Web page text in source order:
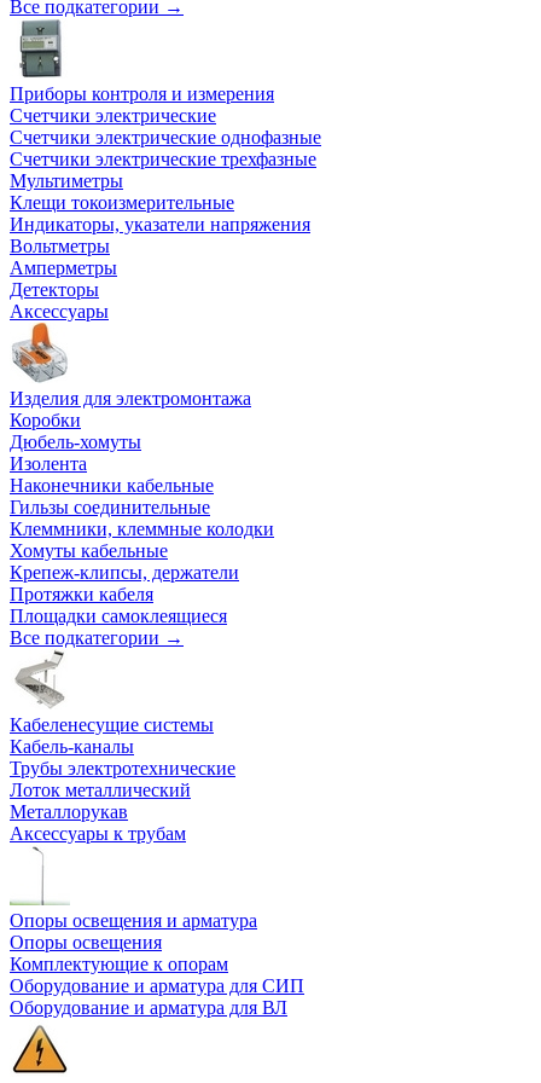
Все подкатегории →
Приборы контроля и измерения
Счетчики электрические
Счетчики электрические однофазные
Счетчики электрические трехфазные
Мультиметры
Клещи токоизмерительные
Индикаторы, указатели напряжения
Вольтметры
Амперметры
Детекторы
Аксессуары
Изделия для электромонтажа
Коробки
Дюбель-хомуты
Изолента
Наконечники кабельные
Гильзы соединительные
Клеммники, клеммные колодки
Хомуты кабельные
Крепеж-клипсы, держатели
Протяжки кабеля
Площадки самоклеящиеся
Все подкатегории →
Кабеленесущие системы
Кабель-каналы
Трубы электротехнические
Лоток металлический
Металлорукав
Аксессуары к трубам
Опоры освещения и арматура
Опоры освещения
Комплектующие к опорам
Оборудование и арматура для СИП
Оборудование и арматура для ВЛ